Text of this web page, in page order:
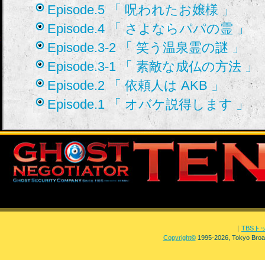
Episode.5 「 呪われたお嬢様 」
Episode.4 「 さよならパパの霊 」
Episode.3-2 「 笑う温泉霊の謎 」
Episode.3-1 「 素敵な成仏の方法 」
Episode.2 「 依頼人は AKB 」
Episode.1 「 オバケ説得します 」
｜ TBSト
Copyright© 1995-2026, Tokyo